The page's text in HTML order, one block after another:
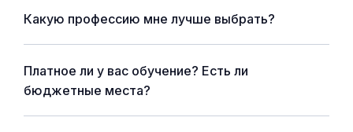
Какую профессию мне лучше выбрать?
Платное ли у вас обучение? Есть ли
бюджетные места?